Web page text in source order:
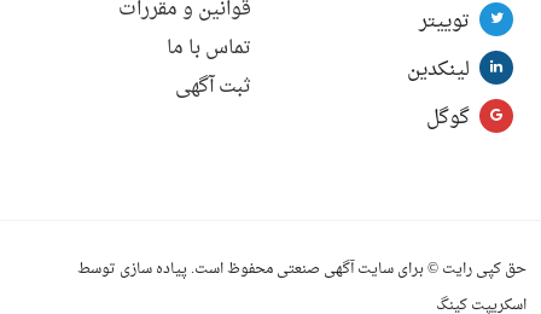
توییتر
لینکدین
گوگل
قوانین و مقررات
تماس با ما
ثبت آگهی
حق کپی رایت © برای سایت آگهی صنعتی محفوظ است. پیاده سازی توسط
اسکریپت کینگ